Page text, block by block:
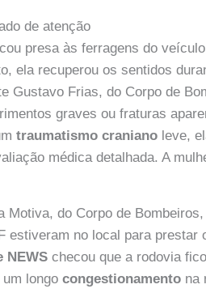
de atenção
presa às ferragens do
ela recuperou os sentidos
Gustavo Frias, do Corpo de
graves ou fraturas
traumatismo craniano leve,
médica detalhada. A
Motiva, do Corpo de
estiveram no local para
NEWS checou que a rodovia
um longocongestionamento na